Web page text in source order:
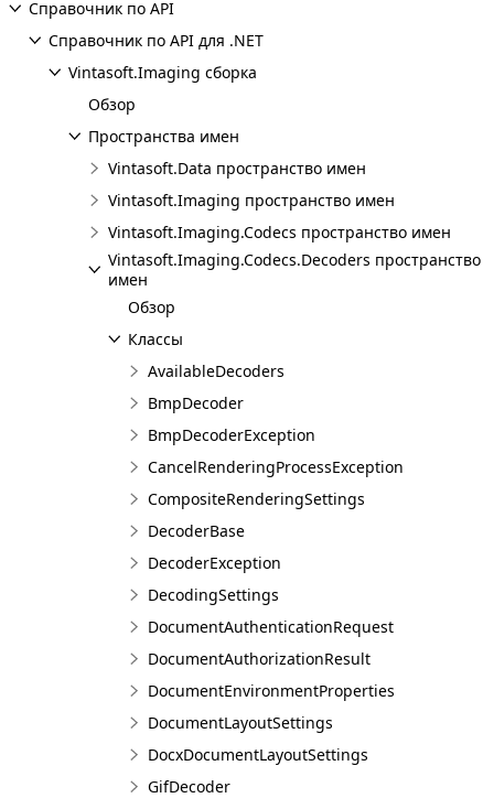
Справочник по API
Справочник по API для .NET
Vintasoft.Imaging сборка
Обзор
Пространства имен
Vintasoft.Data пространство имен
Vintasoft.Imaging пространство имен
Vintasoft.Imaging.Codecs пространство имен
Vintasoft.Imaging.Codecs.Decoders пространство
имен
Обзор
Классы
AvailableDecoders
BmpDecoder
BmpDecoderException
CancelRenderingProcessException
CompositeRenderingSettings
DecoderBase
DecoderException
DecodingSettings
DocumentAuthenticationRequest
DocumentAuthorizationResult
DocumentEnvironmentProperties
DocumentLayoutSettings
DocxDocumentLayoutSettings
GifDecoder